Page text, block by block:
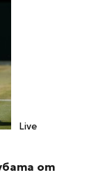
Live
от